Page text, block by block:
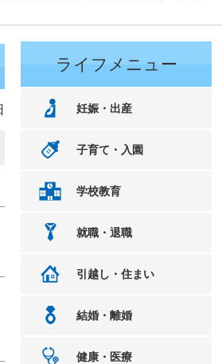
ライフメニュー
妊娠・出産
子育て・入園
学校教育
就職・退職
引越し・住まい
結婚・離婚
健康・医療